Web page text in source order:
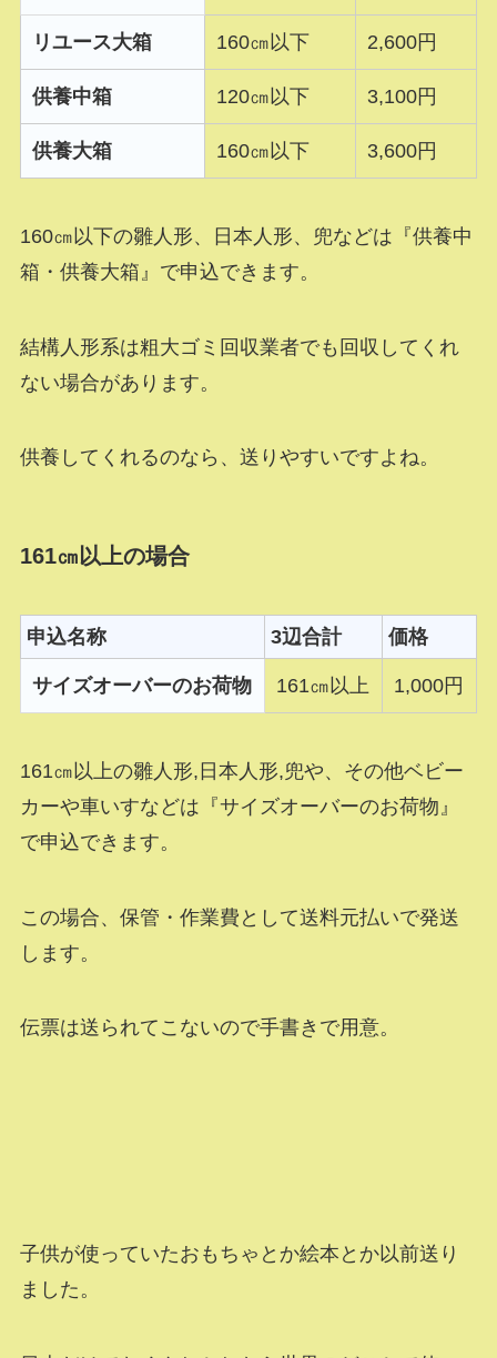
リユース大箱 160㎝以下 2,600円
供養中箱 120㎝以下 3,100円
供養大箱 160㎝以下 3,600円
160㎝以下の雛人形、日本人形、兜などは『供養中
箱・供養大箱』で申込できます。
結構人形系は粗大ゴミ回収業者でも回収してくれ
ない場合があります。
供養してくれるのなら、送りやすいですよね。
161㎝以上の場合
申込名称 3辺合計 価格
サイズオーバーのお荷物 161㎝以上 1,000円
161㎝以上の雛人形,日本人形,兜や、その他ベビー
カーや車いすなどは『サイズオーバーのお荷物』
で申込できます。
この場合、保管・作業費として送料元払いで発送
します。
伝票は送られてこないので手書きで用意。
子供が使っていたおもちゃとか絵本とか以前送り
ました。